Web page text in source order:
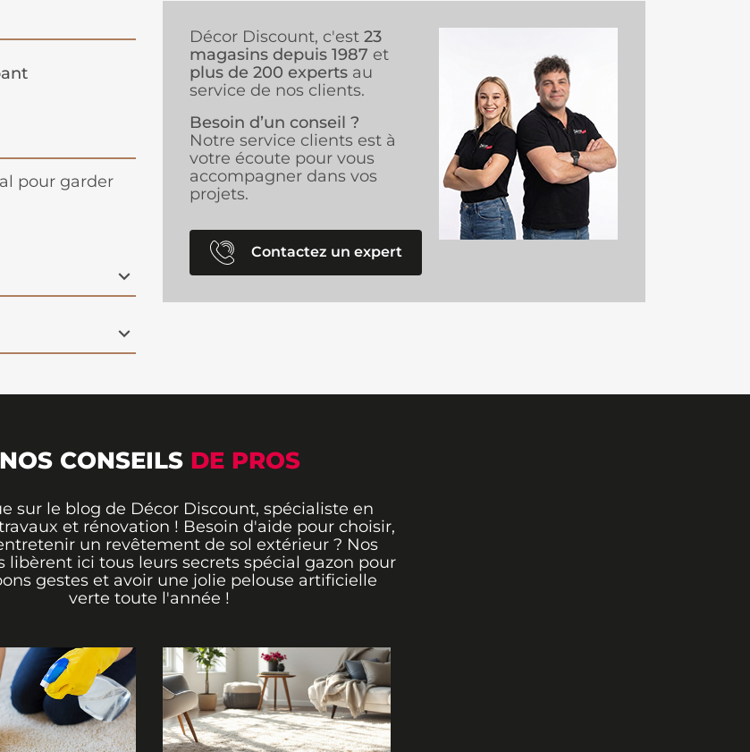
pour garder
Décor Discount, c'est 23
magasins depuis 1987 et
plus de 200 experts au
service de nos clients.
Besoin d’un conseil ?
Notre service clients est à
votre écoute pour vous
accompagner dans vos
projets.
Contactez un expert
NOS CONSEILS DE PROS
sur le blog de Décor Discount, spécialiste en
et rénovation ! Besoin d'aide pour choisir,
un revêtement de sol extérieur ? Nos
libèrent ici tous leurs secrets spécial gazon pour
gestes et avoir une jolie pelouse artificielle
verte toute l'année !